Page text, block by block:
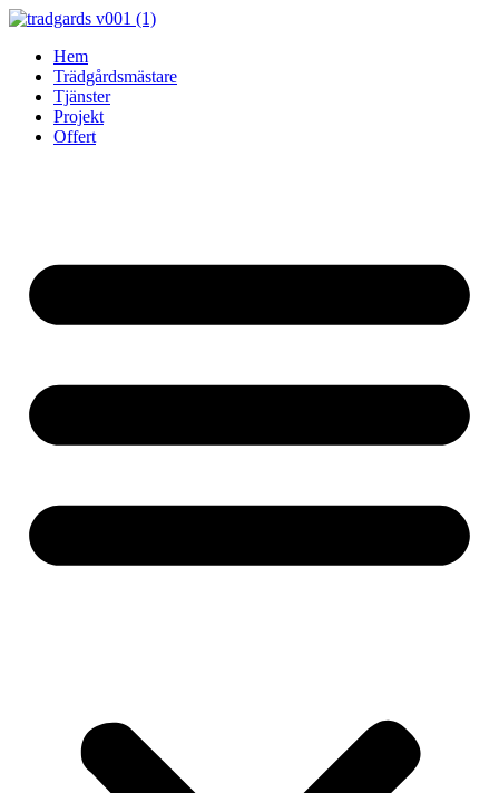
Skip
contentHem
Trädgårdsmästare
Tjänster
Projekt
Offert